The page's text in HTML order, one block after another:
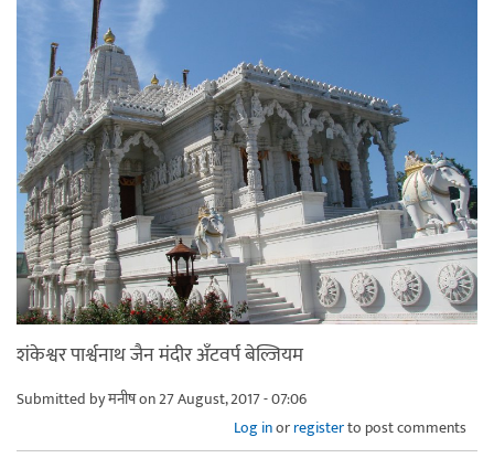
शंकेश्वर पार्श्वनाथ जैन मंदीर अँटवर्प बेल्जियम
Submitted byमनीषon 27 August, 2017 - 07:06
Log inorregisterto post comments